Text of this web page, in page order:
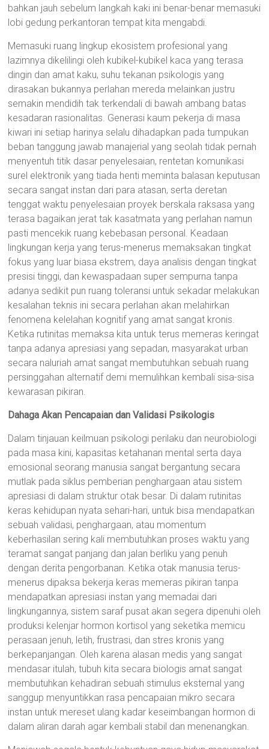
bahkan jauh sebelum langkah kaki ini benar-benar memasuki
lobi gedung perkantoran tempat kita mengabdi.
Memasuki ruang lingkup ekosistem profesional yang
lazimnya dikelilingi oleh kubikel-kubikel kaca yang terasa
dingin dan amat kaku, suhu tekanan psikologis yang
dirasakan bukannya perlahan mereda melainkan justru
semakin mendidih tak terkendali di bawah ambang batas
kesadaran rasionalitas. Generasi kaum pekerja di masa
kiwari ini setiap harinya selalu dihadapkan pada tumpukan
beban tanggung jawab manajerial yang seolah tidak pernah
menyentuh titik dasar penyelesaian, rentetan komunikasi
surel elektronik yang tiada henti meminta balasan keputusan
secara sangat instan dari para atasan, serta deretan
tenggat waktu penyelesaian proyek berskala raksasa yang
terasa bagaikan jerat tak kasatmata yang perlahan namun
pasti mencekik ruang kebebasan personal. Keadaan
lingkungan kerja yang terus-menerus memaksakan tingkat
fokus yang luar biasa ekstrem, daya analisis dengan tingkat
presisi tinggi, dan kewaspadaan super sempurna tanpa
adanya sedikit pun ruang toleransi untuk sekadar melakukan
kesalahan teknis ini secara perlahan akan melahirkan
fenomena kelelahan kognitif yang amat sangat kronis.
Ketika rutinitas memaksa kita untuk terus memeras keringat
tanpa adanya apresiasi yang sepadan, masyarakat urban
secara naluriah amat sangat membutuhkan sebuah ruang
persinggahan alternatif demi memulihkan kembali sisa-sisa
kewarasan pikiran.
Dahaga Akan Pencapaian dan Validasi Psikologis
Dalam tinjauan keilmuan psikologi perilaku dan neurobiologi
pada masa kini, kapasitas ketahanan mental serta daya
emosional seorang manusia sangat bergantung secara
mutlak pada siklus pemberian penghargaan atau sistem
apresiasi di dalam struktur otak besar. Di dalam rutinitas
keras kehidupan nyata sehari-hari, untuk bisa mendapatkan
sebuah validasi, penghargaan, atau momentum
keberhasilan sering kali membutuhkan proses waktu yang
teramat sangat panjang dan jalan berliku yang penuh
dengan derita pengorbanan. Ketika otak manusia terus-
menerus dipaksa bekerja keras memeras pikiran tanpa
mendapatkan apresiasi instan yang memadai dari
lingkungannya, sistem saraf pusat akan segera dipenuhi oleh
produksi kelenjar hormon kortisol yang seketika memicu
perasaan jenuh, letih, frustrasi, dan stres kronis yang
berkepanjangan. Oleh karena alasan medis yang sangat
mendasar itulah, tubuh kita secara biologis amat sangat
membutuhkan kehadiran sebuah stimulus eksternal yang
sanggup menyuntikkan rasa pencapaian mikro secara
instan untuk mereset ulang kadar keseimbangan hormon di
dalam aliran darah agar kembali stabil dan menenangkan.